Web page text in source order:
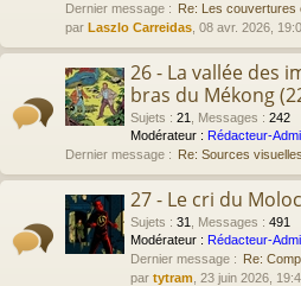
Dernier message : Re: Les couvertures
par Laszlo Carreidas , 08 avr. 2026,
26 - La vallée des
bras du Mékong
Sujets : 21 Messages : 242
Modérateur : Rédacteur-
Dernier message : Re: Sources visuelles
27 - Le cri du
Sujets : 31 Messages : 491
Modérateur : Rédacteur-
Dernier message : Re:
par tytram , 23 juin 2026,